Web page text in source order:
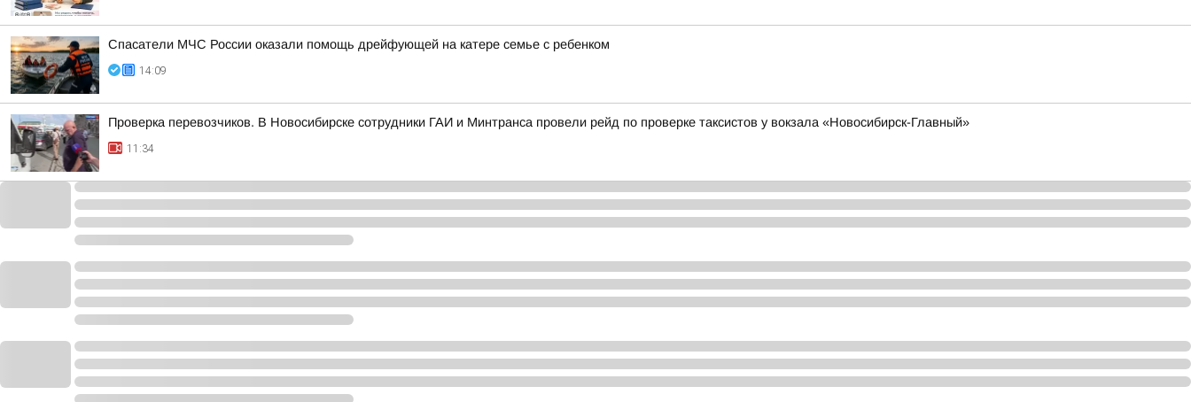
Спасатели МЧС России оказали помощь дрейфующей на катере семье с ребенком
14:09
Проверка перевозчиков. В Новосибирске сотрудники ГАИ и Минтранса провели рейд по проверке таксистов у вокзала «Новосибирск-Главный»
11:34